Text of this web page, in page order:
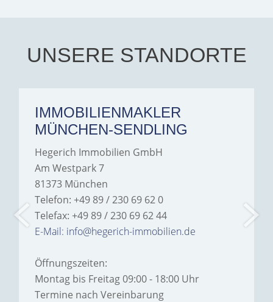
Hegerich Immobilien to
anyone looking for a home.
UNSERE STANDORTE
IMMOBILIENMAKLER
MÜNCHEN-SENDLING
Hegerich Immobilien GmbH
Am Westpark 7
81373 München
Telefon: +49 89 / 230 69 62 0
Telefax: +49 89 / 230 69 62 44
E-Mail: info@hegerich-immobilien.de
Öffnungszeiten:
Montag bis Freitag 09:00 - 18:00 Uhr
Termine nach Vereinbarung